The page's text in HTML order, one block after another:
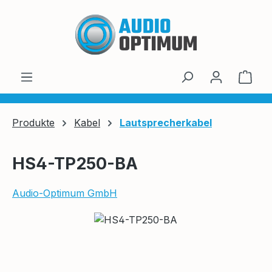
Zum Hauptinhalt springen
Produkte Kabel Lautsprecherkabel
HS4-TP250-BA
Audio-Optimum GmbH
Bildergalerie überspringen